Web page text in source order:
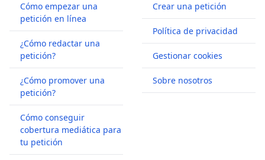
Cómo empezar una
petición en línea
¿Cómo redactar una
petición?
¿Cómo promover una
petición?
Cómo conseguir
cobertura mediática para
tu petición
Crear una petición
Política de privacidad
Gestionar cookies
Sobre nosotros